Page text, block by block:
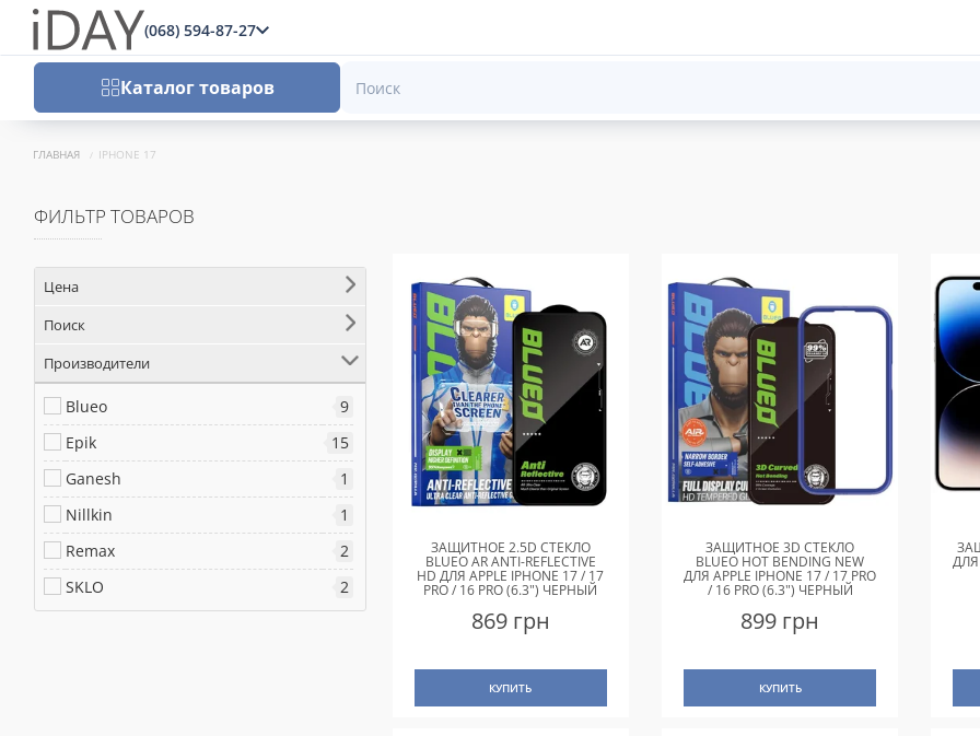
(068) 594-87-27
Каталог товаров
ГЛАВНАЯ IPHONE 17
ФИЛЬТР ТОВАРОВ
Цена
Поиск
Производители
Blueo
9
Epik
15
Ganesh
1
Nillkin
1
Remax
2
SKLO
2
ЗАЩИТНОЕ 2.5D СТЕКЛО
BLUEO AR ANTI-REFLECTIVE
HD ДЛЯ APPLE IPHONE 17 / 17
PRO / 16 PRO (6.3") ЧЕРНЫЙ
869 грн
КУПИТЬ
ЗАЩИТНОЕ 3D СТЕКЛО
BLUEO HOT BENDING NEW
ДЛЯ APPLE IPHONE 17 / 17 PRO
/ 16 PRO (6.3") ЧЕРНЫЙ
899 грн
КУПИТЬ
ДЛЯ